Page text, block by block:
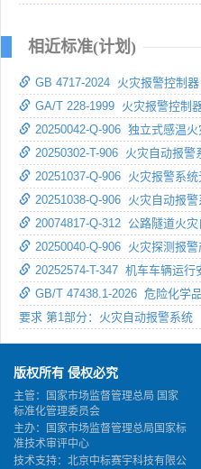
相近标准(计划)
GB 4717-2024 火灾报警控制器
GA/T 228-1999 火灾报警控制
20250042-Q-906 独立式感温
20250302-T-906 火灾自动报警
20251037-Q-906 火灾报警系
20251038-Q-906 火灾自动报
20074817-Q-312 公路隧道火
20250040-Q-906 火灾探测报
20252574-T-347 机车车辆运
GB/T 47438.1-2026 危险化学
要求 第1部分：火灾自动报警系统
版权所有 侵权必究
主管：国家市场监督管理总局 国家
标准化管理委员会
主办：国家市场监督管理总局国家标
准技术审评中心
技术支持：北京中标赛宇科技有限公